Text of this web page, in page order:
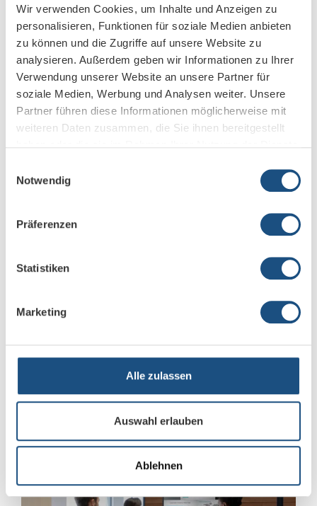
Wir verwenden Cookies, um Inhalte und Anzeigen zu
personalisieren, Funktionen für soziale Medien anbieten
zu können und die Zugriffe auf unsere Website zu
analysieren. Außerdem geben wir Informationen zu Ihrer
Verwendung unserer Website an unsere Partner für
soziale Medien, Werbung und Analysen weiter. Unsere
Partner führen diese Informationen möglicherweise mit
weiteren Daten zusammen, die Sie ihnen bereitgestellt
Notwendig
Präferenzen
Statistiken
Marketing
Alle zulassen
Auswahl erlauben
Ablehnen
Konferenzraumtechnik
Konferenzraumtechnik und Ausstattung. Hier
Die richtige Kamera für Ihre Videokonferenzen
Alles zu Huddle-Rooms